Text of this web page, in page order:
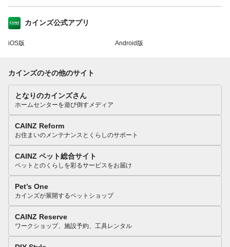
カインズ公式アプリ
iOS版 Android版
カインズのその他のサイト
となりのカインズさん
ホームセンターを遊び倒すメディア
CAINZ Reform
お住まいのメンテナンスとくらしのサポート
CAINZ ペット総合サイト
ペットとのくらしを彩るサービスをお届け
Pet’s One
カインズが展開するペットショップ
CAINZ Reserve
ワークショップ、施設予約、工具レンタル